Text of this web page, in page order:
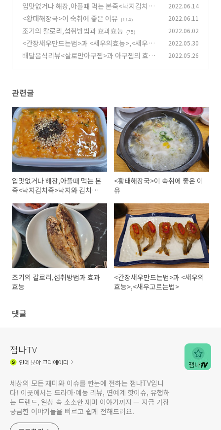
입맛없거나 해장,아플때 먹는 본죽<낙지김치죽>
낙지와 김치의효능.
(65)
2022.06.14
<황태해장국>이 숙취에 좋은 이유 (114) 2022.06.11
조기의 칼로리,섭취방법과 효과효능 (75) 2022.06.02
<간장새우만드는법>과 <새우의효능>,<새우고
르는법>
(77)
2022.05.30
배달음식리뷰<살로만아구찜>과 아구찜의 효능 2022.05.26
관련글
입맛없거나 해장,아플때 먹는 본
죽<낙지김치죽>낙지와 김치의
<황태해장국>이 숙취에 좋은 이
유
조기의 칼로리,섭취방법과 효과
효능
<간장새우만드는법>과 <새우의
효능>,<새우고르는법>
댓글
잼나TV
연예분야 크리에이터
세상의 모든 재미와 이슈를 한눈에 전하는 잼나TV입니
다! 이곳에서는 드라마·예능 리뷰, 연예계 핫이슈, 유행하
는 트렌드, 일상 속 소소한 재미 이야기까지 — 지금 가장
궁금한 이야기들을 빠르고 쉽게 전해드려요.